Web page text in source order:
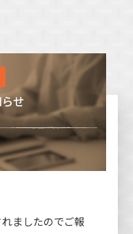
せ
ましたのでご報